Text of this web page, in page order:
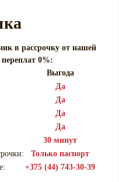
в рассрочку от нашей
0%:
Выгода
Да
Да
Да
Да
30 минут
Только паспорт
+375 (44) 743-30-39